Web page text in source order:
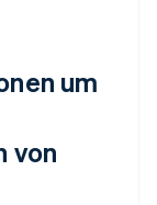
um
von